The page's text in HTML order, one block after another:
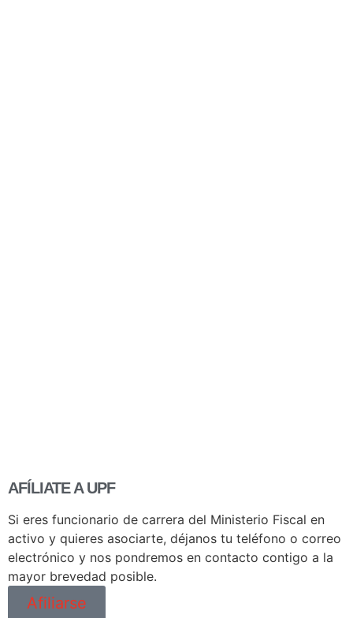
AFÍLIATE A UPF
Si eres funcionario de carrera del Ministerio Fiscal en
activo y quieres asociarte, déjanos tu teléfono o correo
electrónico y nos pondremos en contacto contigo a la
mayor brevedad posible.
Afiliarse